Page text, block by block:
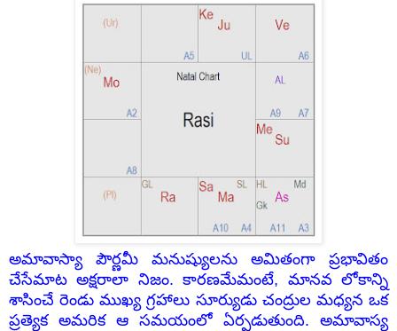
అమావాస్యా పౌర్ణమీ మనుష్యులను అమితంగా ప్రభావితం
చేసేమాట అక్షరాలా నిజం. కారణమేమంటే, మానవ లోకాన్ని
శాసించే రెండు ముఖ్య గ్రహాలు సూర్యుడు చంద్రుల మధ్యన ఒక
ప్రత్యెక అమరిక ఆ సమయంలో ఏర్పడుతుంది. అమావాస్య